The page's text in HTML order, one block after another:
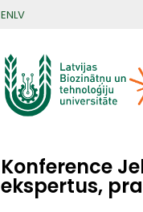
ENLV
Konference
ekspertus,